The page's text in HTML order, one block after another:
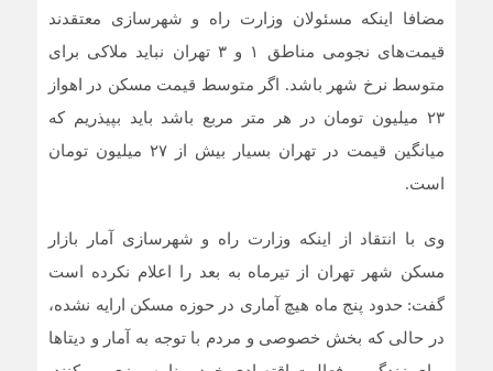
مضافا اینکه مسئولان وزارت راه و شهرسازی معتقدند
قیمت‌های نجومی مناطق ۱ و ۳ تهران نباید ملاکی برای
متوسط نرخ شهر باشد. اگر متوسط قیمت مسکن در اهواز
۲۳ میلیون تومان در هر متر مربع باشد باید بپیذریم که
میانگین قیمت در تهران بسیار بیش از ۲۷ میلیون تومان
است.
وی با انتقاد از اینکه وزارت راه و شهرسازی آمار بازار
مسکن شهر تهران از تیرماه به بعد را اعلام نکرده است
گفت: حدود پنج ماه هیچ آماری در حوزه مسکن ارایه نشده،
در حالی که بخش خصوصی و مردم با توجه به آمار و دیتا‌ها